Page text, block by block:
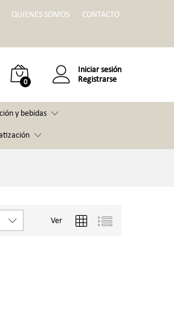
QUIENES SOMOS CONTACTO
0
Iniciar sesión
Registrarse
y bebidas
Ver